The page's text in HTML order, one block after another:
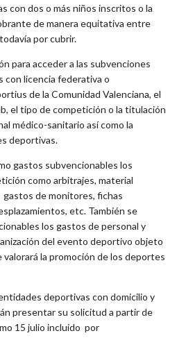
con dos o más niños inscritos o la
de manera equitativa entre
por cubrir.
para acceder a las subvenciones
con licencia federativa o
de la Comunidad Valenciana, el
el tipo de competición o la titulación
médico-sanitario así como la
deportivas.
gastos subvencionables los
como arbitrajes, material
de monitores, fichas
etc. También se
los gastos de personal y
del evento deportivo objeto
valorará la promoción de los deportes
deportivas con domicilio y
presentar su solicitud a partir de
15 julio incluido por